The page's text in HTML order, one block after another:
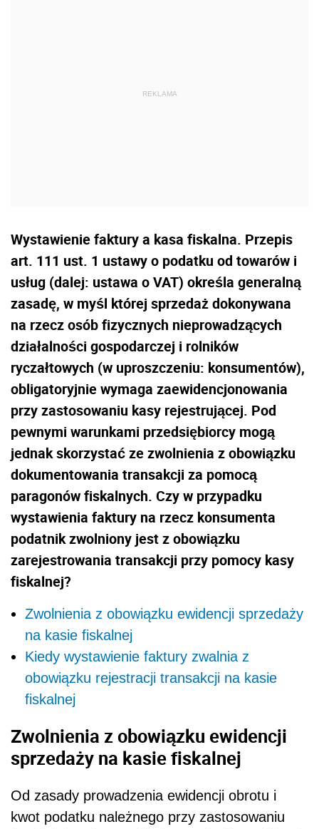
Wystawienie faktury a kasa fiskalna. Przepis
art. 111 ust. 1 ustawy o podatku od towarów i
usług (dalej: ustawa o VAT) określa generalną
zasadę, w myśl której sprzedaż dokonywana
na rzecz osób fizycznych nieprowadzących
działalności gospodarczej i rolników
ryczałtowych (w uproszczeniu: konsumentów),
obligatoryjnie wymaga zaewidencjonowania
przy zastosowaniu kasy rejestrującej. Pod
pewnymi warunkami przedsiębiorcy mogą
jednak skorzystać ze zwolnienia z obowiązku
dokumentowania transakcji za pomocą
paragonów fiskalnych. Czy w przypadku
wystawienia faktury na rzecz konsumenta
podatnik zwolniony jest z obowiązku
zarejestrowania transakcji przy pomocy kasy
fiskalnej?
Zwolnienia z obowiązku ewidencji sprzedaży
na kasie fiskalnej
Kiedy wystawienie faktury zwalnia z
obowiązku rejestracji transakcji na kasie
fiskalnej
Zwolnienia z obowiązku ewidencji
sprzedaży na kasie fiskalnej
Od zasady prowadzenia ewidencji obrotu i
kwot podatku należnego przy zastosowaniu